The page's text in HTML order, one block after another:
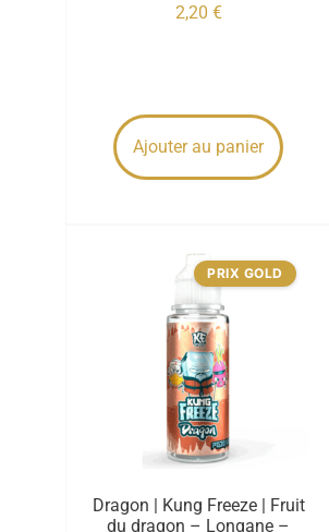
2,20 €
Ajouter au panier
PRIX GOLD
Dragon | Kung Freeze | Fruit
du dragon – Longane –